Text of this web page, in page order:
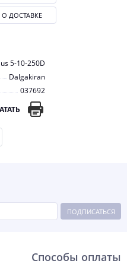
5-10-250D
Dalgakiran
037692
ДОСТАВКЕ
ПОДПИСАТЬСЯ
Способы оплаты